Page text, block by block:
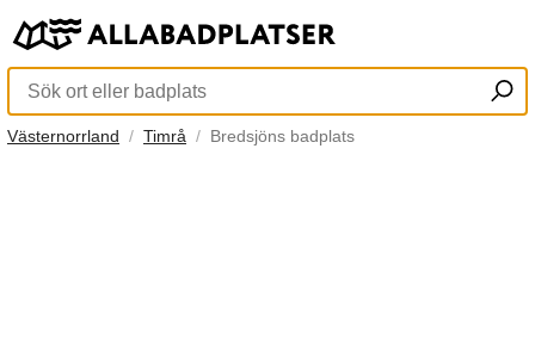
Västernorrland Timrå Bredsjöns badplats